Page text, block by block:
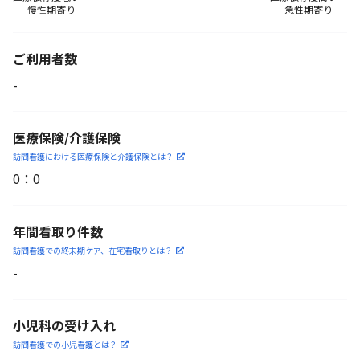
慢性期寄り
急性期寄り
ご利用者数
-
医療保険/介護保険
訪問看護における医療保険と介護保険とは？
0 ： 0
年間看取り件数
訪問看護での終末期ケア、 在宅看取りとは？
-
小児科の受け入れ
訪問看護での小児看護とは？